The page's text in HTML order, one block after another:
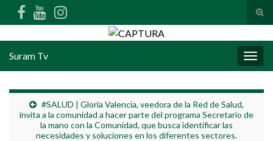
Suram Tv
#SALUD | Gloria Valencia, veedora de la Red de Salud,
invita a la comunidad a hacer parte del programa Secretario de
la mano con la Comunidad, que busca identificar las
necesidades y soluciones en los diferentes sectores.